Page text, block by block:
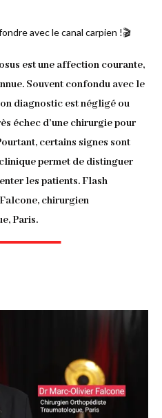
avec le canal carpien !🎬
est une affection courante,
Souvent confondu avec le
diagnostic est négligé ou
échec d’une chirurgie pour
certains signes sont
permet de distinguer
les patients. Flash
chirurgien
Paris.